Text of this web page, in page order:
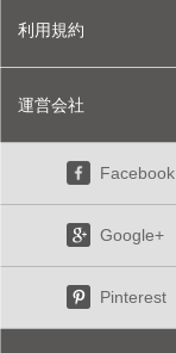
利用規約
運営会社
Facebook
Google+
Pinterest